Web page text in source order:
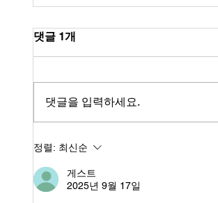
비아그라50mg직구, 균형 잡힌
화
댓글 1개
댓글을 입력하세요.
정렬: 최신순
게스트
2025년 9월 17일